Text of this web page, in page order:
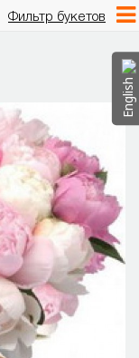
Фильтр букетов
English